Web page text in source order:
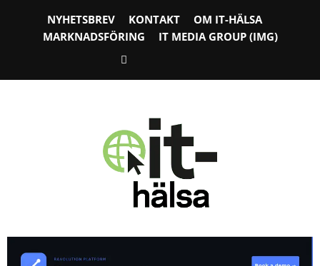
NYHETSBREV KONTAKT
OM IT-HÄLSA
MARKNADSFÖRING
IT MEDIA GROUP (IMG)